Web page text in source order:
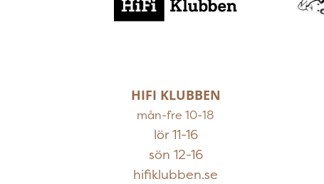
HIFI KLUBBEN
mån-fre 10-18
lör 11-16
sön 12-16
hifiklubben.se